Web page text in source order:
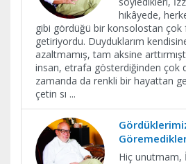
hikâyede,
gibi gördüğü bir konsolostan çok
getiriyordu. Duyduklarım
azaltmamış, tam aksine
insan, etrafa gösterdiğinden çok
zamanda da renkli bir hayattan
çetin sı ...
Hiç unutmam,